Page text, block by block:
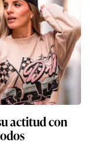
actitud con